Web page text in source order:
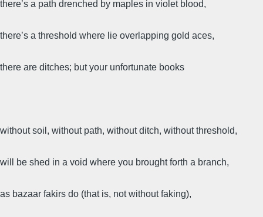
there’s a path drenched by maples in violet blood,
there’s a threshold where lie overlapping gold aces,
there are ditches; but your unfortunate books
without soil, without path, without ditch, without threshold,
will be shed in a void where you brought forth a branch,
as bazaar fakirs do (that is, not without faking),